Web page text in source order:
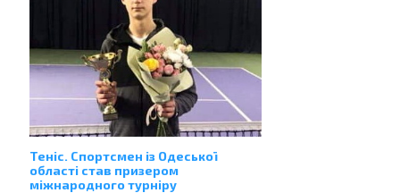
Теніс. Спортсмен із Одеської
області став призером
міжнародного турніру